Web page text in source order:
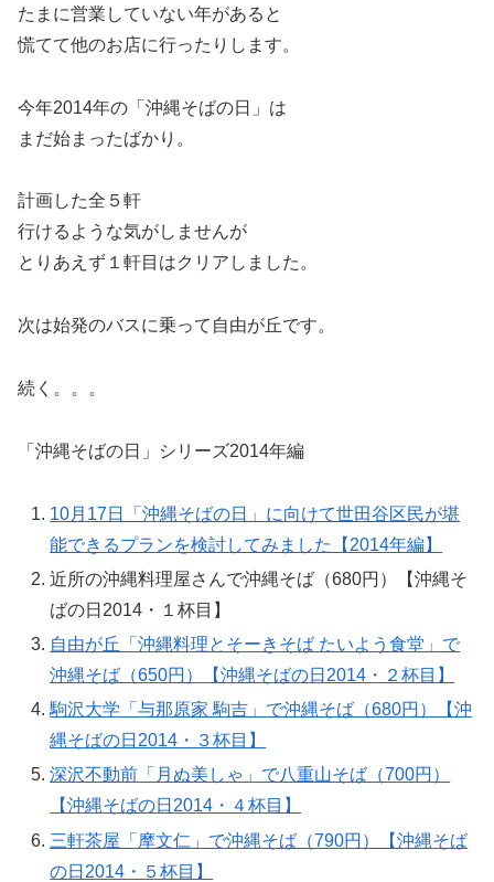
たまに営業していない年があると
慌てて他のお店に行ったりします。
今年2014年の「沖縄そばの日」は
まだ始まったばかり。
計画した全５軒
行けるような気がしませんが
とりあえず１軒目はクリアしました。
次は始発のバスに乗って自由が丘です。
続く。。。
「沖縄そばの日」シリーズ2014年編
10月17日「沖縄そばの日」に向けて世田谷区民が堪
能できるプランを検討してみました【2014年編】
近所の沖縄料理屋さんで沖縄そば（680円）【沖縄そ
ばの日2014・１杯目】
自由が丘「沖縄料理とそーきそば たいよう食堂」で
沖縄そば（650円）【沖縄そばの日2014・２杯目】
駒沢大学「与那原家 駒吉」で沖縄そば（680円）【沖
縄そばの日2014・３杯目】
深沢不動前「月ぬ美しゃ」で八重山そば（700円）
【沖縄そばの日2014・４杯目】
三軒茶屋「摩文仁」で沖縄そば（790円）【沖縄そば
の日2014・５杯目】